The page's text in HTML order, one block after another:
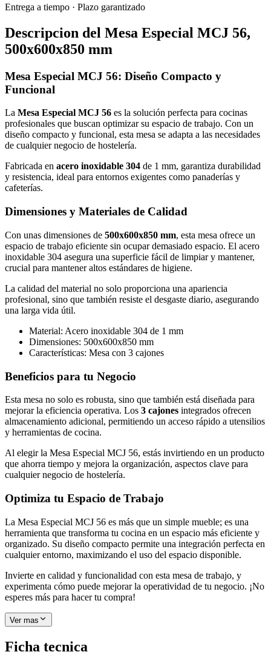
Entrega a tiempo · Plazo garantizado
Descripcion del Mesa Especial MCJ 56,
500x600x850 mm
Mesa Especial MCJ 56: Diseño Compacto y
Funcional
La Mesa Especial MCJ 56 es la solución perfecta para cocinas
profesionales que buscan optimizar su espacio de trabajo. Con un
diseño compacto y funcional, esta mesa se adapta a las necesidades
de cualquier negocio de hostelería.
Fabricada en acero inoxidable 304 de 1 mm, garantiza durabilidad
y resistencia, ideal para entornos exigentes como panaderías y
cafeterías.
Dimensiones y Materiales de Calidad
Con unas dimensiones de 500x600x850 mm, esta mesa ofrece un
espacio de trabajo eficiente sin ocupar demasiado espacio. El acero
inoxidable 304 asegura una superficie fácil de limpiar y mantener,
crucial para mantener altos estándares de higiene.
La calidad del material no solo proporciona una apariencia
profesional, sino que también resiste el desgaste diario, asegurando
una larga vida útil.
Material: Acero inoxidable 304 de 1 mm
Dimensiones: 500x600x850 mm
Características: Mesa con 3 cajones
Beneficios para tu Negocio
Esta mesa no solo es robusta, sino que también está diseñada para
mejorar la eficiencia operativa. Los 3 cajones integrados ofrecen
almacenamiento adicional, permitiendo un acceso rápido a utensilios
y herramientas de cocina.
Al elegir la Mesa Especial MCJ 56, estás invirtiendo en un producto
que ahorra tiempo y mejora la organización, aspectos clave para
cualquier negocio de hostelería.
Optimiza tu Espacio de Trabajo
La Mesa Especial MCJ 56 es más que un simple mueble; es una
herramienta que transforma tu cocina en un espacio más eficiente y
organizado. Su diseño compacto permite una integración perfecta en
cualquier entorno, maximizando el uso del espacio disponible.
Invierte en calidad y funcionalidad con esta mesa de trabajo, y
experimenta cómo puede mejorar la operatividad de tu negocio. ¡No
esperes más para hacer tu compra!
Ver mas
Ficha tecnica